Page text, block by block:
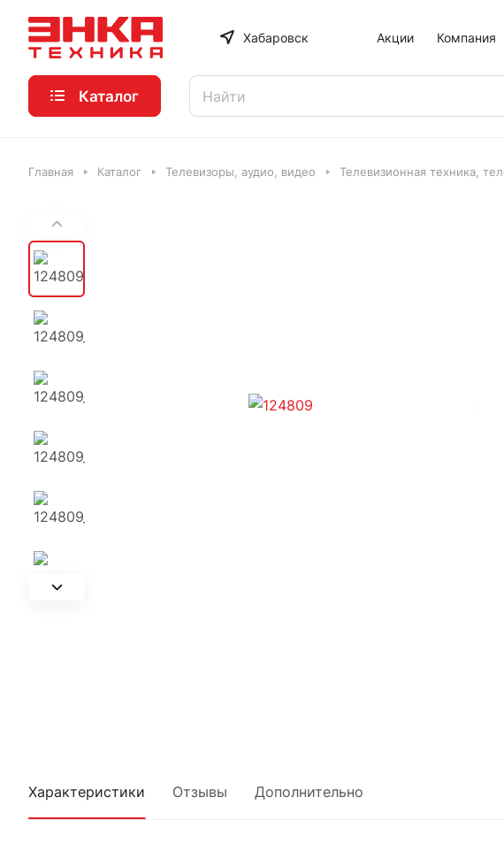
Хабаровск Акции Компания
Каталог
Главная Каталог Телевизоры, аудио, видео Телевизионная техника,
Характеристики Отзывы Дополнительно